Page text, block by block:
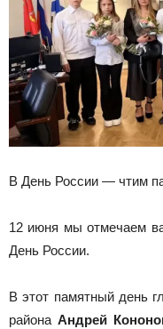
В День России — чтим
12 июня мы отмечаем
День России.
В этот памятный день
района Андрей